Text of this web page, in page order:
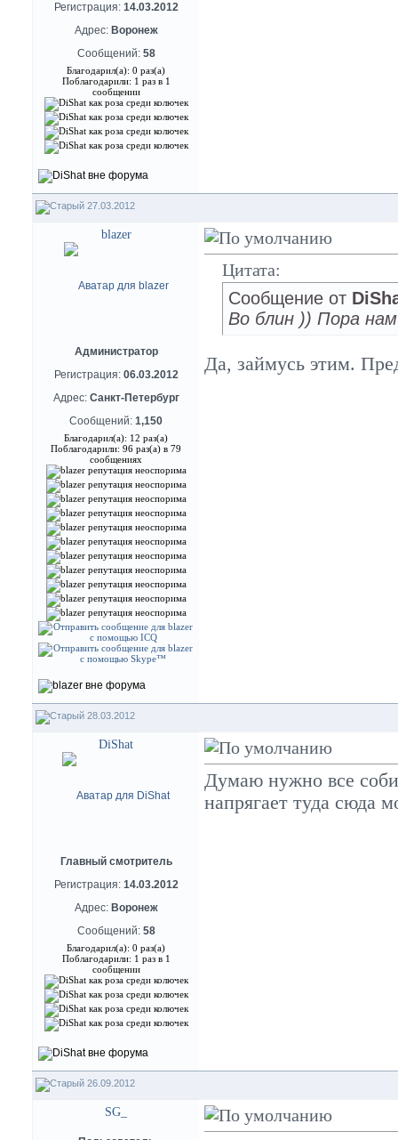
Регистрация: 14.03.2012
Адрес: Воронеж
Сообщений: 58
Благодарил(а): 0 раз(а)
Поблагодарили: 1 раз в 1
сообщении
27.03.2012
blazer
Администратор
Регистрация: 06.03.2012
Адрес: Санкт-Петербург
Сообщений: 1,150
Благодарил(а): 12 раз(а)
Поблагодарили: 96 раз(а) в 79
сообщениях
Цитата:
Сообщение от
Во блин )) Пора
Да, займусь этим.
28.03.2012
DiShat
Главный смотритель
Регистрация: 14.03.2012
Адрес: Воронеж
Сообщений: 58
Благодарил(а): 0 раз(а)
Поблагодарили: 1 раз в 1
сообщении
Думаю нужно все
напрягает туда сюда
26.09.2012
SG_